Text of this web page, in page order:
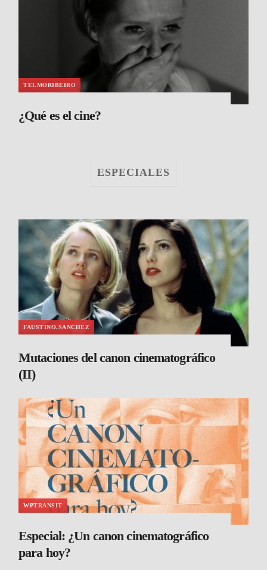
TELMORIBEIRO
¿Qué es el cine?
ESPECIALES
FAUSTINO.SANCHEZ
Mutaciones del canon cinematográfico
(II)
WPTRANSIT
Especial: ¿Un canon cinematográfico
para hoy?